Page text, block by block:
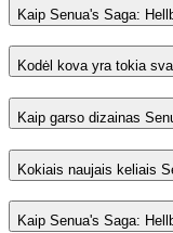
Kaip Senua's Saga:
Kodėl kova yra tokia
Kaip garso dizainas
Kokiais naujais keliais
Kaip Senua's Saga: